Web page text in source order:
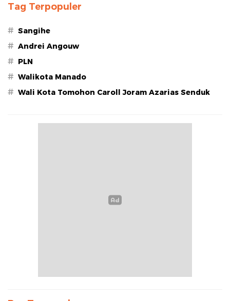
Tag Terpopuler
# Sangihe
# Andrei Angouw
# PLN
# Walikota Manado
# Wali Kota Tomohon Caroll Joram Azarias Senduk